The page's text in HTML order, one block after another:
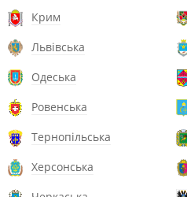
Крим
Львівська
Одеська
Ровенська
Тернопільська
Херсонська